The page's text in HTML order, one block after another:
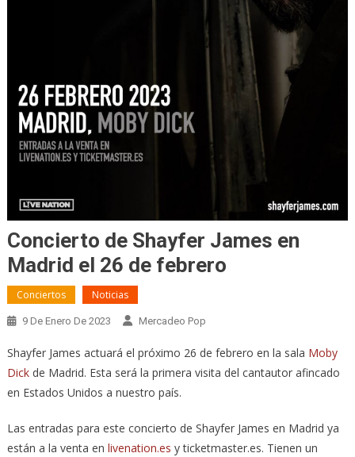
Concierto de Shayfer James en
Madrid el 26 de febrero
Conciertos Noticias
9 De Enero De 2023 Mercadeo Pop
Shayfer James actuará el próximo 26 de febrero en la sala Moby
Dickde Madrid. Esta será la primera visita del cantautor afincado
en Estados Unidos a nuestro país.
Las entradas para este concierto de Shayfer James en Madrid ya
están a la venta en livenation.es y ticketmaster.es. Tienen un